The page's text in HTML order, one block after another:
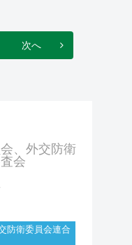
次へ
、外交防衛
会
防衛委員会連合